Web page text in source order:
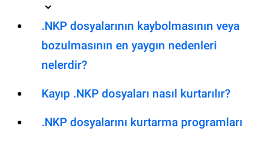
.NKP dosyalarının kaybolmasının veya
bozulmasının en yaygın nedenleri
nelerdir?
Kayıp .NKP dosyaları nasıl kurtarılır?
.NKP dosyalarını kurtarma programları